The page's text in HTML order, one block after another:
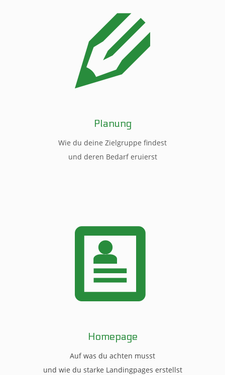
Planung
Wie du deine Zielgruppe findest
und deren Bedarf eruierst
Homepage
Auf was du achten musst
und wie du starke Landingpages erstellst